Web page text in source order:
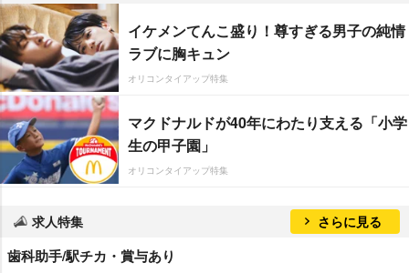
イケメンてんこ盛り！尊すぎる男子の純情
ラブに胸キュン
オリコンタイアップ特集
マクドナルドが40年にわたり支える「小学
生の甲子園」
オリコンタイアップ特集
求人特集 さらに見る
歯科助手/駅チカ・賞与あり